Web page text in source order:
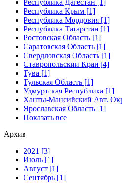
Республика Дагестан [1]
Республика Крым [1]
Республика Мордовия [1]
Республика Татарстан [1]
Ростовская Область [1]
Саратовская Область [1]
Свердловская Область [1]
Ставропольский Край [4]
Тува [1]
Тульская Область [1]
Удмуртская Республика [1]
Ханты-Мансийский Авт.
Ярославская Область [1]
Показать все
Архив
2021 [3]
Июль [1]
Август [1]
Сентябрь [1]